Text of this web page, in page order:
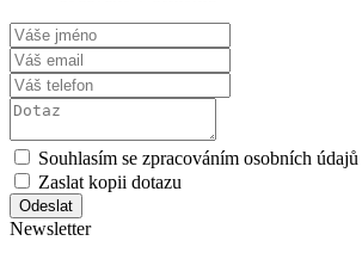
Souhlasím se zpracováním osobních údajů
Zaslat kopii dotazu
Newsletter